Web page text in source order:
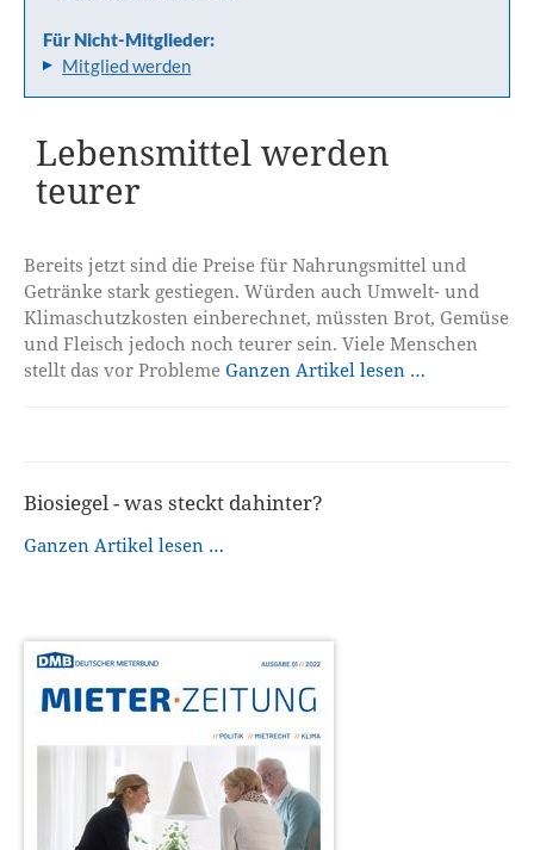
Für Nicht-Mitglieder:
Mitglied werden
Lebensmittel werden
teurer
Bereits jetzt sind die Preise für Nahrungsmittel und
Getränke stark gestiegen. Würden auch Umwelt- und
Klimaschutzkosten einberechnet, müssten Brot, Gemüse
und Fleisch jedoch noch teurer sein. Viele Menschen
stellt das vor ProblemeGanzen Artikel lesen …
Biosiegel - was steckt dahinter?
Ganzen Artikel lesen …